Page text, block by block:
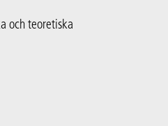
och teoretiska